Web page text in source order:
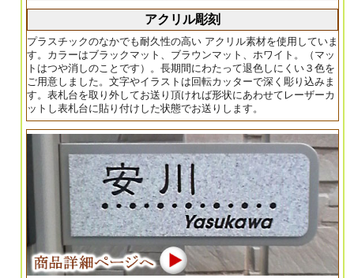
アクリル彫刻
プラスチックのなかでも耐久性の高い アクリル素材を使用していま
す。カラーはブラックマット、ブラウンマット、ホワイト。（マッ
トはつや消しのことです）。長期間にわたって退色しにくい３色を
ご用意しました。文字やイラストは回転カッターで深く彫り込みま
す。表札台を取り外してお送り頂ければ形状にあわせてレーザーカ
ットし表札台に貼り付けした状態でお送りします。